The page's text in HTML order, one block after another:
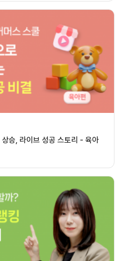
승, 라이브 성공 스토리 - 육아